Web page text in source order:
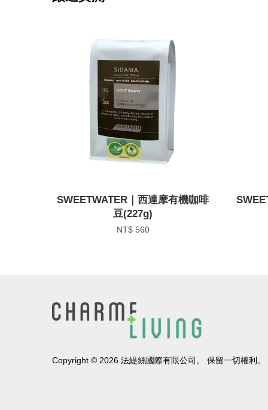
SWEETWATER｜西達摩有機咖啡
豆(227g)
NT$ 560
Copyright © 2026 法緹絲國際有限公司。 保留一切權利。